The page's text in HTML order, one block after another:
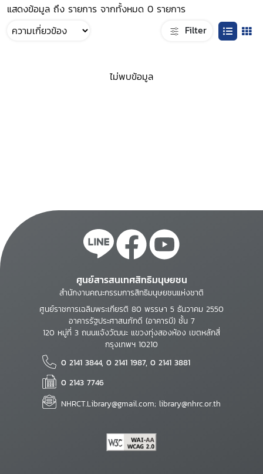
แสดงข้อมูล ถึง รายการ จากทั้งหมด 0 รายการ
Filter
ไม่พบข้อมูล
ศูนย์สารสนเทศสิทธิมนุษยชน
สำนักงานคณะกรรมการสิทธิมนุษยชนแห่งชาติ
ศูนย์ราชการเฉลิมพระเกียรติ 80 พรรษา 5 ธันวาคม 2550
อาคารรัฐประศาสนภักดี (อาคารบี) ชั้น 7
120 หมู่ที่ 3 ถนนแจ้งวัฒนะ แขวงทุ่งสองห้อง เขตหลักสี่
กรุงเทพฯ 10210
0 2141 3844, 0 2141 1987, 0 2141 3881
0 2143 7746
NHRCT.Library@gmail.com; library@nhrc.or.th